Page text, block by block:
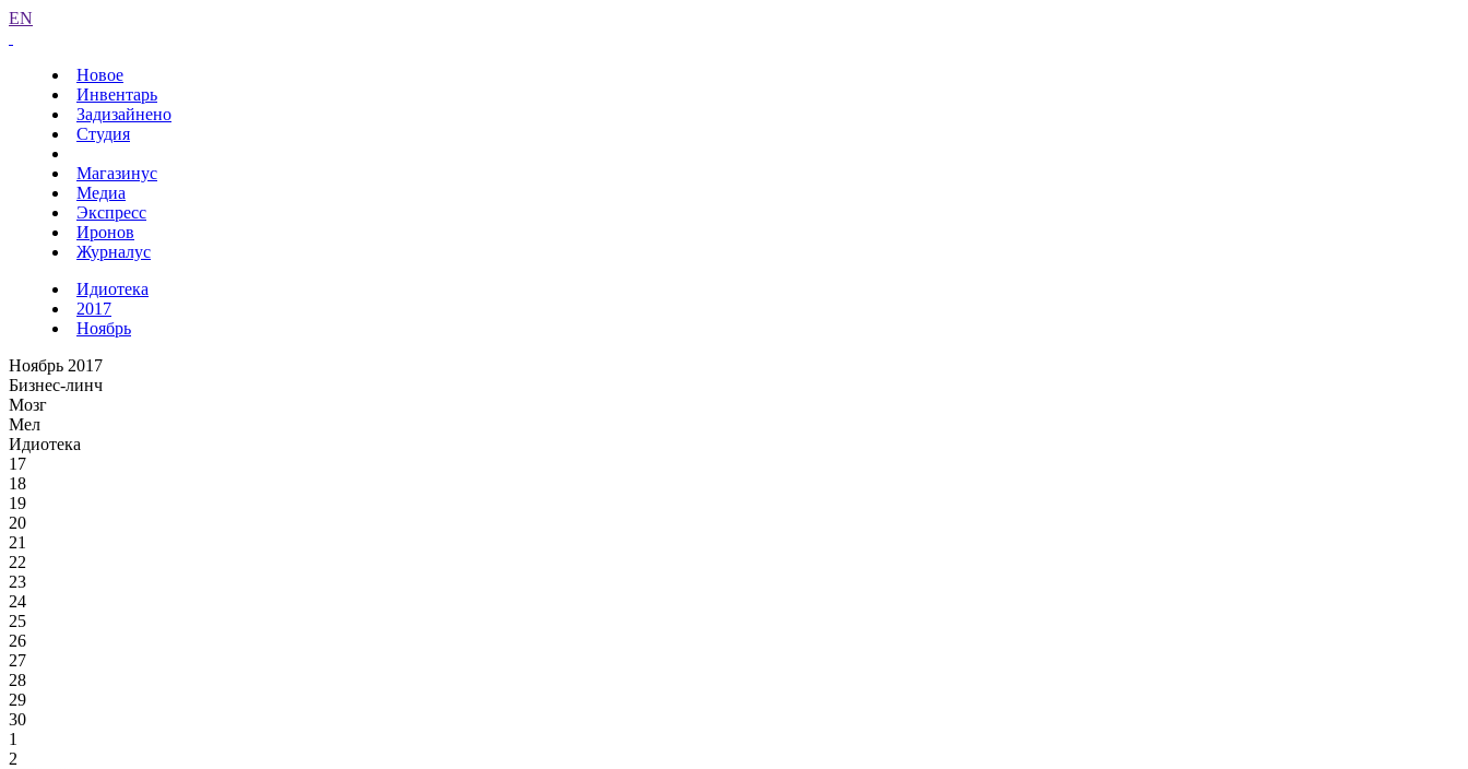
EN
Новое
Инвентарь
Задизайнено
Студия
Магазинус
Медиа
Экспресс
Иронов
Журналус
Идиотека
2017
Ноябрь
Ноябрь 2017
Бизнес-линч
Мозг
Мел
Идиотека
17
18
19
20
21
22
23
24
25
26
27
28
29
30
1
2